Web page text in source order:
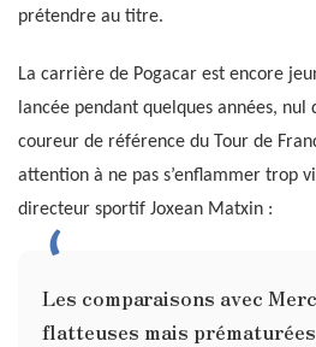
prétendre au titre.
La carrière de Pogacar est encore
lancée pendant quelques années, nul
coureur de référence du Tour de
attention à ne pas s’enflammer trop
directeur sportif Joxean Matxin :
Les comparaisons avec
flatteuses mais